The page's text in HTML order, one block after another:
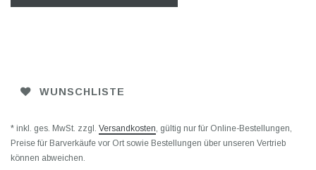
WUNSCHLISTE
* inkl. ges. MwSt. zzgl. Versandkosten, gültig nur für Online-Bestellungen,
Preise für Barverkäufe vor Ort sowie Bestellungen über unseren Vertrieb
können abweichen.